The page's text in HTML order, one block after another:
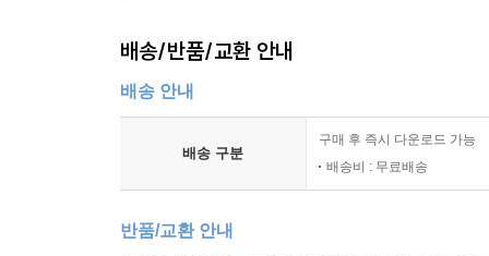
4.12.1 소프트웨어 정보 317
연습문제 318
5장 방사상 기저 함수 신경망
5.2.1 은닉층의 훈련 326
배송/반품/교환 안내
배송 안내
배송 구분
구매 후 즉시 다운로드 가능
배송비 : 무료배송
반품/교환 안내